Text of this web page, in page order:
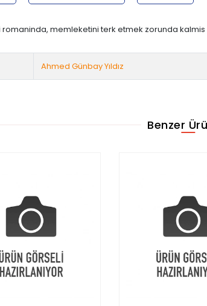
romaninda, memleketini terk etmek zorunda
Ahmed Günbay Yıldız
Benzer